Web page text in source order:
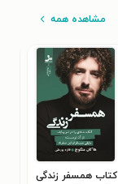
مشاهده همه
کتاب همسفر زندگی